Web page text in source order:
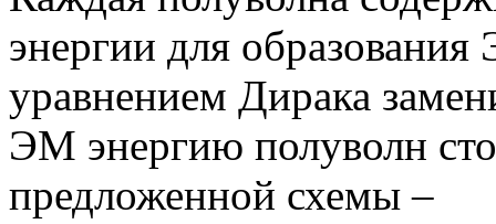
энергии для
уравнением Дирака
ЭМ энергию полуволн
предложенной схемы –